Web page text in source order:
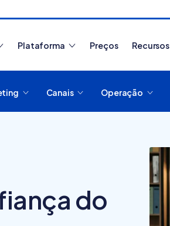
Plataforma Preços Recursos
Canais Operação
do